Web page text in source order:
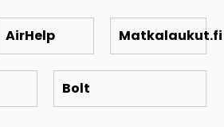
AirHelp Matkalaukut.fi
Bolt